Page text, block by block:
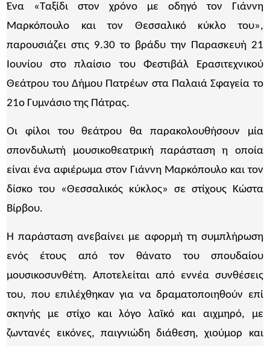
Ένα «Ταξίδι στον χρόνο με οδηγό τον Γιάννη
Μαρκόπουλο και τον Θεσσαλικό κύκλο του»,
παρουσιάζει στις 9.30 το βράδυ την Παρασκευή 21
Ιουνίου στο πλαίσιο του Φεστιβάλ Ερασιτεχνικού
Θεάτρου του Δήμου Πατρέων στα Παλαιά Σφαγεία το
21ο Γυμνάσιο της Πάτρας.
Οι φίλοι του θεάτρου θα παρακολουθήσουν μία
σπονδυλωτή μουσικοθεατρική παράσταση η οποία
είναι ένα αφιέρωμα στον Γιάννη Μαρκόπουλο και τον
δίσκο του «Θεσσαλικός κύκλος» σε στίχους Κώστα
Βίρβου.
Η παράσταση ανεβαίνει με αφορμή τη συμπλήρωση
ενός έτους από τον θάνατο του σπουδαίου
μουσικοσυνθέτη. Αποτελείται από εννέα συνθέσεις
του, που επιλέχθηκαν για να δραματοποιηθούν επί
σκηνής με στίχο και λόγο λαϊκό και αιχμηρό, με
ζωντανές εικόνες, παιγνιώδη διάθεση, χιούμορ και